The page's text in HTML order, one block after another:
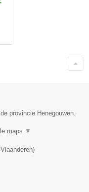
provincie Henegouwen.
maps ▼
)